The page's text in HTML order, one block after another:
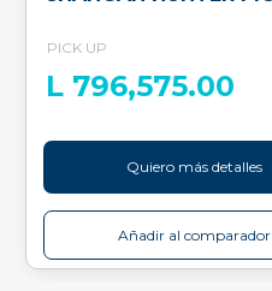
PICK UP
L 796,575.00
Quiero más detalles
Añadir al comparador